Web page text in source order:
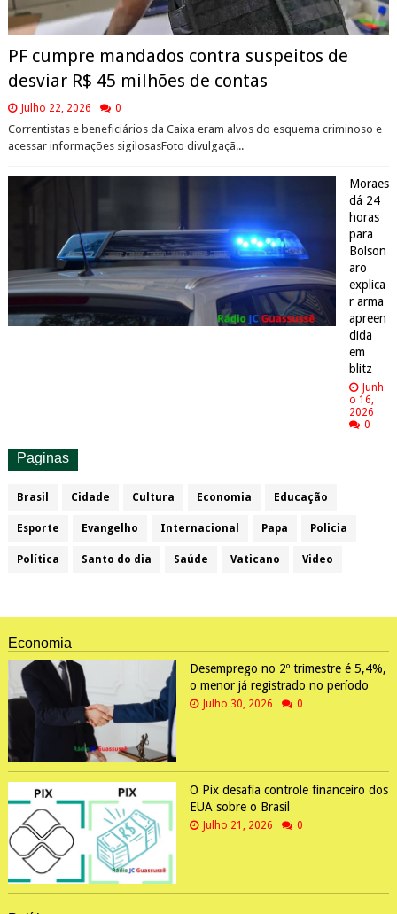
PF cumpre mandados contra suspeitos de
desviar R$ 45 milhões de contas
Julho 22, 2026 0
Correntistas e beneficiários da Caixa eram alvos do esquema criminoso e
acessar informações sigilosasFoto divulgaçã...
Moraes
dá 24
horas
para
Bolson
aro
explica
r arma
apreen
dida
em
blitz
Junh
o 16,
2026
0
Paginas
Brasil Cidade Cultura Economia Educação
Esporte Evangelho Internacional Papa Policia
Política Santo do dia Saúde Vaticano Video
Economia
Desemprego no 2º trimestre é 5,4%,
o menor já registrado no período
Julho 30, 2026 0
O Pix desafia controle financeiro dos
EUA sobre o Brasil
Julho 21, 2026 0